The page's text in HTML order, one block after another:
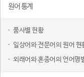
원어 통계
품사별 현황
일상어와 전문어의 원어 현
외래어와 혼종어의 언어명